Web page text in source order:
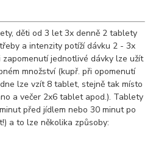
děti od 3 let 3x denně 2 tablety
a intenzity potíží dávku 2 - 3x
zapomenutí jednotlivé dávky lze užít
množství (kupř. při opomenutí
lze vzít 8 tablet, stejně tak místo
a večer 2x6 tablet apod.). Tablety
před jídlem nebo 30 minut po
a to lze několika způsoby: